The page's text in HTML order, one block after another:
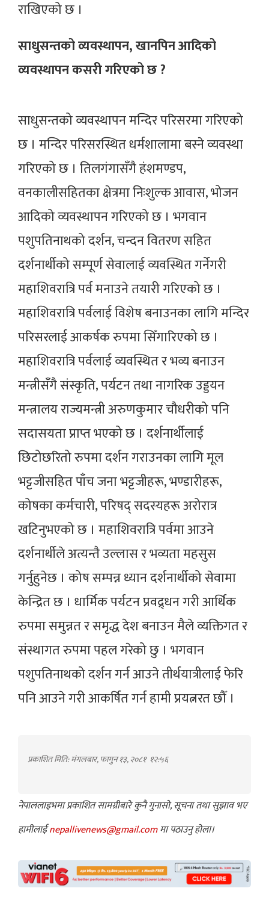
राखिएको छ ।
साधुसन्तको व्यवस्थापन, खानपिन आदिको
व्यवस्थापन कसरी गरिएको छ ?
साधुसन्तको व्यवस्थापन मन्दिर परिसरमा गरिएको
छ । मन्दिर परिसरस्थित धर्मशालामा बस्ने व्यवस्था
गरिएको छ । तिलगंगासँगै हंशमण्डप,
वनकालीसहितका क्षेत्रमा निःशुल्क आवास, भोजन
आदिको व्यवस्थापन गरिएको छ । भगवान
पशुपतिनाथको दर्शन, चन्दन वितरण सहित
दर्शनार्थीको सम्पूर्ण सेवालाई व्यवस्थित गर्नेगरी
महाशिवरात्रि पर्व मनाउने तयारी गरिएको छ ।
महाशिवरात्रि पर्वलाई विशेष बनाउनका लागि मन्दिर
परिसरलाई आकर्षक रुपमा सिँगारिएको छ ।
महाशिवरात्रि पर्वलाई व्यवस्थित र भव्य बनाउन
मन्त्रीसँगै संस्कृति, पर्यटन तथा नागरिक उड्डयन
मन्त्रालय राज्यमन्त्री अरुणकुमार चौधरीको पनि
सदासयता प्राप्त भएको छ । दर्शनार्थीलाई
छिटोछरितो रुपमा दर्शन गराउनका लागि मूल
भट्टजीसहित पाँच जना भट्टजीहरू, भण्डारीहरू,
कोषका कर्मचारी, परिषद् सदस्यहरू अरोरात्र
खटिनुभएको छ । महाशिवरात्रि पर्वमा आउने
दर्शनार्थीले अत्यन्तै उल्लास र भव्यता महसुस
गर्नुहुनेछ । कोष सम्पन्न ध्यान दर्शनार्थीको सेवामा
केन्द्रित छ । धार्मिक पर्यटन प्रवद्र्धन गरी आर्थिक
रुपमा समुन्नत र समृद्ध देश बनाउन मैले व्यक्तिगत र
संस्थागत रुपमा पहल गरेको छु । भगवान
पशुपतिनाथको दर्शन गर्न आउने तीर्थयात्रीलाई फेरि
पनि आउने गरी आकर्षित गर्न हामी प्रयत्नरत छौँ ।
प्रकाशित मिति: मंगलबार, फागुन १३, २०८१ १२:५६
नेपाललाइभमा प्रकाशित सामग्रीबारे कुनै गुनासो, सूचना तथा सुझाव भए
हामीलाईnepallivenews@gmail.comमा पठाउनु होला।